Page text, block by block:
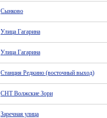
Сынково
Улица Гагарина
Улица Гагарина
Станция Редкино (восточный выход)
СНТ Волжские Зори
Заречная улица